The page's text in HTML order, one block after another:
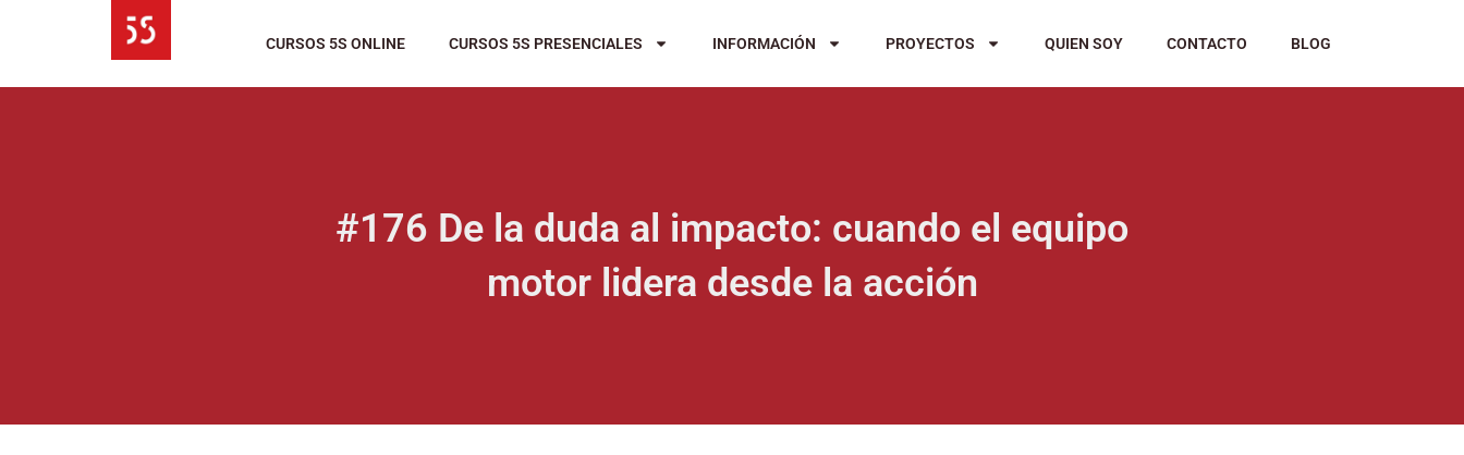
CURSOS 5S ONLINE CURSOS 5S PRESENCIALES INFORMACIÓN PROYECTOS QUIEN SOY CONTACTO BLOG
#176 De la duda al impacto: cuando el equipo
motor lidera desde la acción